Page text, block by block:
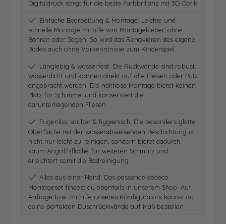
Digitaldruck sorgt für die beste Farbbrillanz mit 3D Optik
Einfache Bearbeitung & Montage: Leichte und
schnelle Montage mithilfe von Montagekleber, ohne
Bohren oder Sägen. So wird das Renovieren des eigene
Bades auch ohne Vorkenntnisse zum Kinderspiel.
Langlebig & wasserfest: Die Rückwände sind robust,
wasserdicht und können direkt auf alte Fliesen oder Putz
angebracht werden. Die nahtlose Montage bietet keinen
Platz für Schimmel und konserviert die
darunterliegenden Fliesen
Fugenlos, sauber & hygienisch: Die besonders glatte
Oberfläche mit der wasserabweisenden Beschichtung ist
nicht nur leicht zu reinigen, sondern bietet dadurch
kaum Angriffsfläche für weiteren Schmutz und
erleichtert somit die Badreinigung
Alles aus einer Hand: Das passende dedeco
Montageset findest du ebenfalls in unserem Shop. Auf
Anfrage bzw. mithilfe unseres Konfigurators kannst du
deine perfekten Duschrückwände auf Maß bestellen